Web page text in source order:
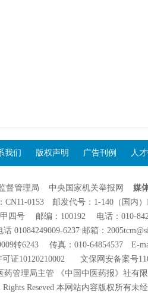
我们 版权声明 广告刊例 人
督管理局 中央国家机关举报网 媒
CN11-0153 邮发代号：1-140（国内）
四号 邮编：100192 电话：010-
话 01084249009-6237 邮箱：
转6243 传真：010-64854537 E-
证10120210002文保网安备案号
药管理局主管 《中国中医药报》社有
Reseved 本网站内容版权所有未